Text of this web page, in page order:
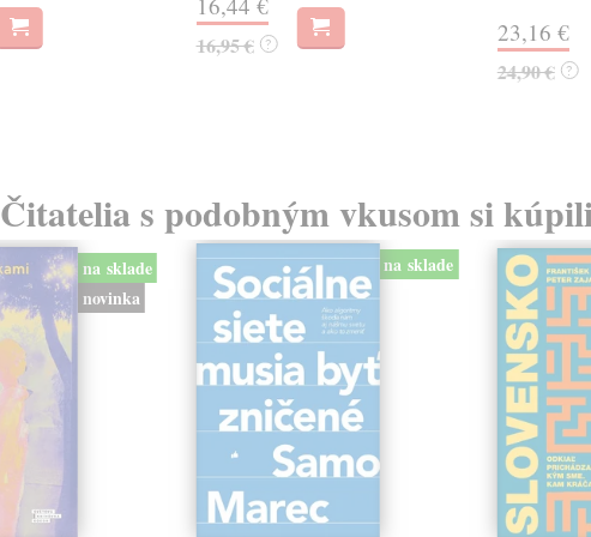
16,95 € ? 23,16 €
24,90 € ?
Čitatelia s podobným vkusom si
na sklade
novinka
na sklade